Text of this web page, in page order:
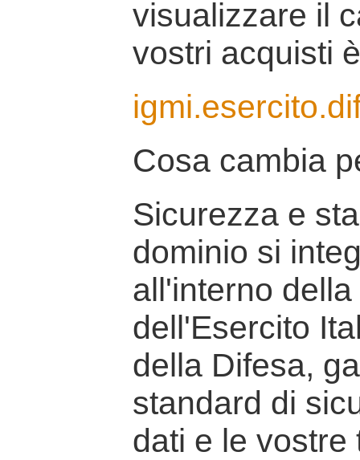
visualizzare il
vostri acquisti
Cosa cambia
Sicurezza e
dominio si
all'interno
dell'Esercito
della Difesa,
standard di
dati e le vostre